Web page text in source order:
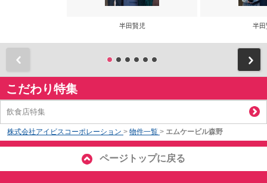
半田賢児 半田
こだわり特集
飲食店特集
株式会社アイビスコーポレーション > 物件一覧 > エムケービル森野
ページトップに戻る